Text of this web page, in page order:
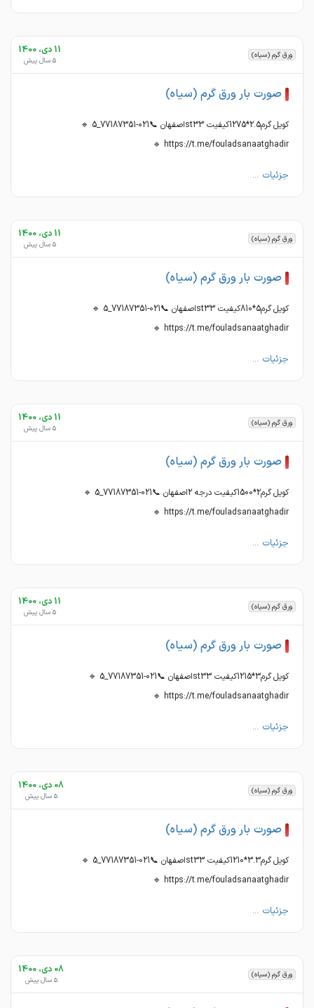
ورق گرم (سیاه) 11 دی، 1400
5 سال پیش
صورت بار ورق گرم (سیاه)
کویل گرم2.5*1275کیفیت st33اصفهان 📞021-77187351_5 🔹
https://t.me/fouladsanaatghadir 🔹
جزئیات ...
ورق گرم (سیاه) 11 دی، 1400
5 سال پیش
صورت بار ورق گرم (سیاه)
کویل گرم5*810کیفیت st33اصفهان 📞021-77187351_5 🔹
https://t.me/fouladsanaatghadir 🔹
جزئیات ...
ورق گرم (سیاه) 11 دی، 1400
5 سال پیش
صورت بار ورق گرم (سیاه)
کویل گرم2*1500کیفیت درجه 2اصفهان 📞021-77187351_5 🔹
https://t.me/fouladsanaatghadir 🔹
جزئیات ...
ورق گرم (سیاه) 11 دی، 1400
5 سال پیش
صورت بار ورق گرم (سیاه)
کویل گرم3*1215کیفیت st33اصفهان 📞021-77187351_5 🔹
https://t.me/fouladsanaatghadir 🔹
جزئیات ...
ورق گرم (سیاه) 08 دی، 1400
5 سال پیش
صورت بار ورق گرم (سیاه)
کویل گرم3.3*1210کیفیت st33اصفهان 📞021-77187351_5 🔹
https://t.me/fouladsanaatghadir 🔹
جزئیات ...
ورق گرم (سیاه) 08 دی، 1400
5 سال پیش